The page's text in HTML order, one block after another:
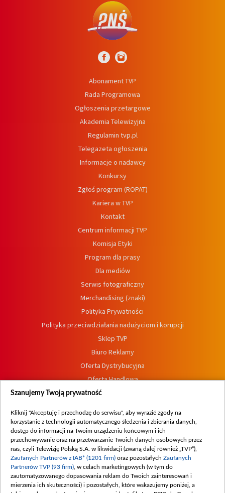
Abonament TVP
Rada Programowa
Ogłoszenia przetargowe
Akademia Telewizyjna
Regulamin tvp.pl
Telegazeta ogłoszenia
Informacje o nadawcy
Konkursy
Zgłoś program (ROPAT)
Kariera w TVP
Kontakt
Centrum informacji TVP
Komisja Etyki
Program dla prasy
Dla mediów
Serwis fotograficzny
Merchandising (znaki)
Polityka Prywatności
Polityka przeciwdziałania nadużyciom i korupcji
Sklep TVP
Biuro Reklamy
Oferta Dystrybucyjna
Oferta Handlowa
Dostępność
Procedura zgłoszeń wewnętrznych
Szanujemy Twoją prywatność
Kliknij "Akceptuję i przechodzę do serwisu", aby wyrazić zgody na
korzystanie z technologii automatycznego śledzenia i zbierania danych,
dostęp do informacji na Twoim urządzeniu końcowym i ich
przechowywanie oraz na przetwarzanie Twoich danych osobowych przez
nas, czyli Telewizję Polską S.A. w likwidacji (zwaną dalej również „TVP”),
Zaufanych Partnerów z IAB* (1201 firm) oraz pozostałych Zaufanych
Partnerów TVP (93 firm) , w celach marketingowych (w tym do
zautomatyzowanego dopasowania reklam do Twoich zainteresowań i
mierzenia ich skuteczności) i pozostałych, które wskazujemy poniżej, a